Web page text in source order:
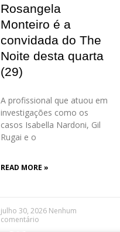
Rosangela
Monteiro é a
convidada do The
Noite desta quarta
(29)
A profissional que atuou em
investigações como os
casos Isabella Nardoni, Gil
Rugai e o
READ MORE »
julho 30, 2026 Nenhum
comentário